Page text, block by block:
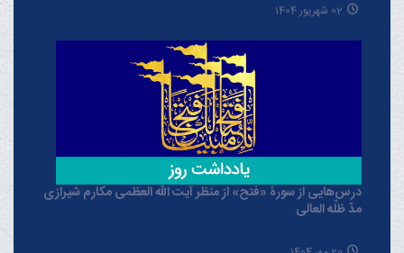
02 شهریور 1404
درس‌هایی از سورۀ «فتح» از منظر آیت الله العظمی مکارم شیرازی
مدّ ظلّه العالی